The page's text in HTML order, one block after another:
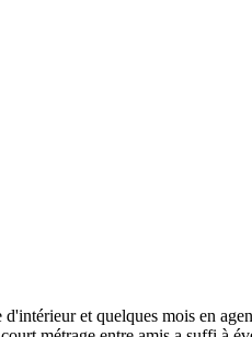
et quelques mois en